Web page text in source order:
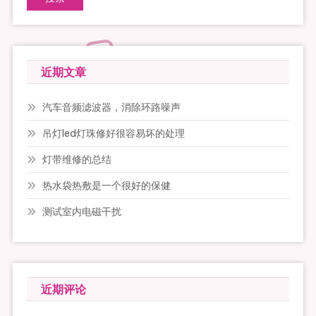
近期文章
汽车音频滤波器，消除环路噪声
吊灯led灯珠修好很容易坏的处理
灯带维修的总结
热水袋热敷是一个很好的保健
测试室内电磁干扰
近期评论